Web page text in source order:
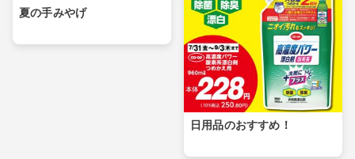
夏の手みやげ
日用品のおすすめ！